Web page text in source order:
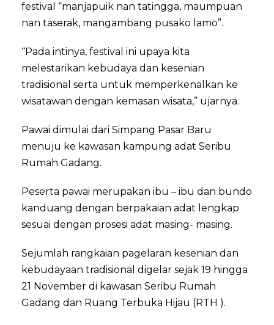
festival “manjapuik nan tatingga, maumpuan
nan taserak, mangambang pusako lamo”.
“Pada intinya, festival ini upaya kita
melestarikan kebudaya dan kesenian
tradisional serta untuk memperkenalkan ke
wisatawan dengan kemasan wisata,” ujarnya.
Pawai dimulai dari Simpang Pasar Baru
menuju ke kawasan kampung adat Seribu
Rumah Gadang.
Peserta pawai merupakan ibu – ibu dan bundo
kanduang dengan berpakaian adat lengkap
sesuai dengan prosesi adat masing- masing.
Sejumlah rangkaian pagelaran kesenian dan
kebudayaan tradisional digelar sejak 19 hingga
21 November di kawasan Seribu Rumah
Gadang dan Ruang Terbuka Hijau (RTH ).